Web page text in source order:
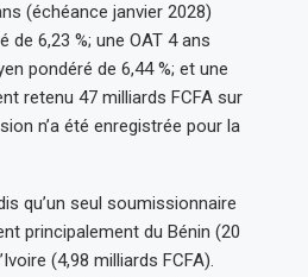
(échéance janvier 2028)
de 6,23 %; une OAT 4 ans
pondéré de 6,44 %; et une
retenu 47 milliards FCFA sur
n’a été enregistrée pour la
qu’un seul soumissionnaire
principalement du Bénin (20
(4,98 milliards FCFA).